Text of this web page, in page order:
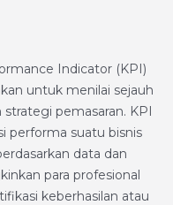
Indicator (KPI)
untuk menilai sejauh
pemasaran. KPI
performa suatu bisnis
data dan
para profesional
keberhasilan atau